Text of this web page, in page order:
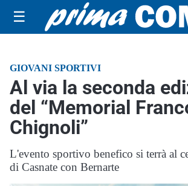
☰
GIOVANI SPORTIVI
Al via la seconda
del “Memorial
Chignoli”
L'evento sportivo benefico si terrà al
di Casnate con Bernarte